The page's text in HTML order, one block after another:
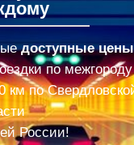
доступные цены
по межгороду
км по
России!